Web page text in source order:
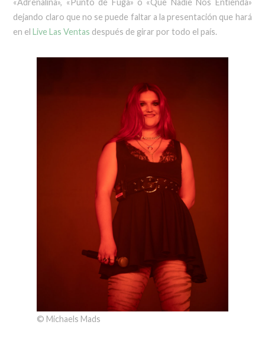
«Adrenalina», «Punto de Fuga» o «Que Nadie Nos Entienda»
dejando claro que no se puede faltar a la presentación que hará
en elLive Las Ventas después de girar por todo el país.
© Michaels Mads